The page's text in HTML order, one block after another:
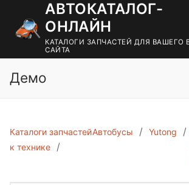
содержимому
АВТОКАТАЛОГ-
ОНЛАЙН
КАТАЛОГИ ЗАПЧАСТЕЙ ДЛЯ ВАШЕГО
САЙТА
Демо
Каталоги запчастей
к технике
Автобусы Yutong